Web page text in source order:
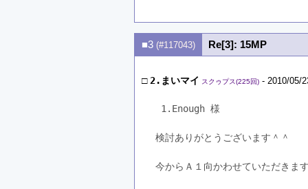
■3 (#117043) Re[3]: 15MP
□ 2.まいマイ スクゥプス(225回) - 2010/05/
1.Enough 様
検討ありがとうございます＾＾
今からＡ１向かわせていただきま